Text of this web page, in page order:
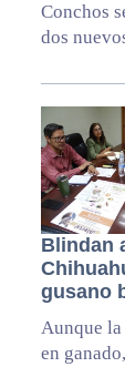
Conchos
dos
Blindan
gusano
Aunque la
en